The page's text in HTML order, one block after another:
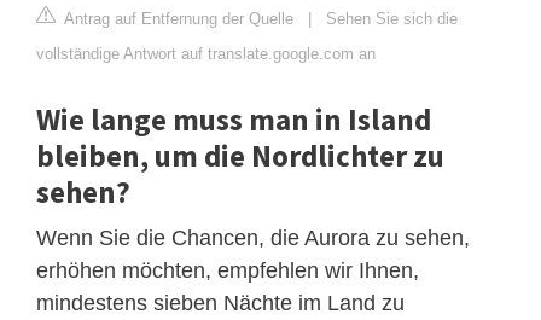
Antrag auf Entfernung der Quelle | Sehen Sie sich die
vollständige Antwort auf translate.google.com an
Wie lange muss man in Island
bleiben, um die Nordlichter zu
sehen?
Wenn Sie die Chancen, die Aurora zu sehen,
erhöhen möchten, empfehlen wir Ihnen,
mindestens sieben Nächte im Land zu